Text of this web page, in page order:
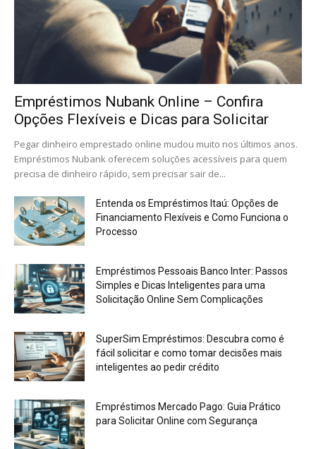
Empréstimos Nubank Online – Confira
Opções Flexíveis e Dicas para Solicitar
Pegar dinheiro emprestado online mudou muito nos últimos anos.
Empréstimos Nubank oferecem soluções acessíveis para quem
precisa de dinheiro rápido, sem precisar sair de...
Entenda os Empréstimos Itaú: Opções de
Financiamento Flexíveis e Como Funciona o
Processo
Empréstimos Pessoais Banco Inter: Passos
Simples e Dicas Inteligentes para uma
Solicitação Online Sem Complicações
SuperSim Empréstimos: Descubra como é
fácil solicitar e como tomar decisões mais
inteligentes ao pedir crédito
Empréstimos Mercado Pago: Guia Prático
para Solicitar Online com Segurança